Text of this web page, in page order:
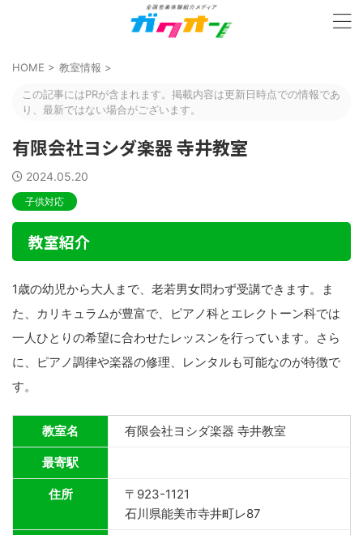
HOME > 教室情報 >
この記事にはPRが含まれます。掲載内容は更新日時点での情報であ
り、最新ではない場合がございます。
有限会社ヨシダ楽器 寺井教室
2024.05.20
子供対応
教室紹介
1歳の幼児から大人まで、老若男女問わず受講できます。ま
た、カリキュラムが豊富で、ピアノ科とエレクトーン科では
一人ひとりの希望に合わせたレッスンを行っています。さら
に、ピアノ調律や楽器の修理、レンタルも可能なのが特徴で
す。
教室名 有限会社ヨシダ楽器 寺井教室
最寄駅
住所
〒923-1121
石川県能美市寺井町レ87